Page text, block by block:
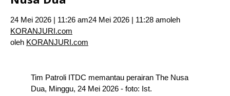
24 Mei 2026 | 11:26 am24 Mei 2026 | 11:28 amoleh
KORANJURI.com
oleh KORANJURI.com
Tim Patroli ITDC memantau perairan The Nusa
Dua, Minggu, 24 Mei 2026 - foto: Ist.